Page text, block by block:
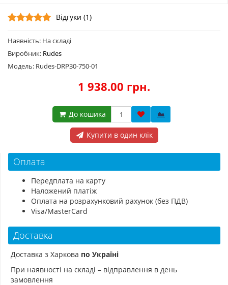
Відгуки (1)
Наявність: На складі
Виробник: Rudes
Модель: Rudes-DRP30-750-01
1 938.00 грн.
До кошика
Купити в один клік
Оплата
Передплата на карту
Наложений платіж
Оплата на розрахунковий рахунок (без ПДВ)
Visa/MasterCard
Доставка
Доставка з Харкова по Україні
При наявності на складі – відправлення в день
замовлення